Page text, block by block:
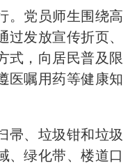
。党员师生围绕高
过发放宣传折页、
式 ， 向居民普及限
医嘱用药等健康知
帚、垃圾钳和垃圾
、绿化带、楼道口